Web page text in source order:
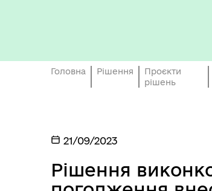
Оплата праці
Головна Рішення
Проєкти
рішень
21/09/2023
Рішення